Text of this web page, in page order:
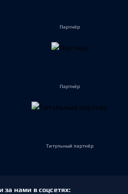
Партнёр
Партнёр
Титульный партнёр
нами в соцсетях: